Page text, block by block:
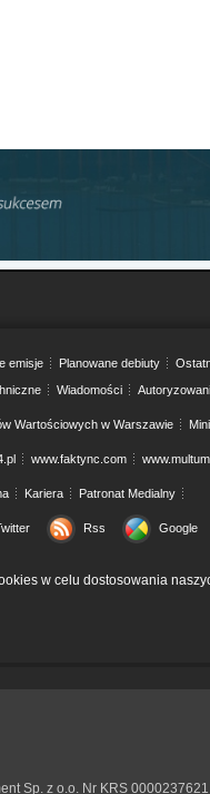
emisje Planowane debiuty
Wiadomości
Wartościowych w Warszawie
www.faktync.com
Kariera Patronat Medialny
Rss Google
w celu dostosowania
Sp. z o.o. Nr KRS 0000237621